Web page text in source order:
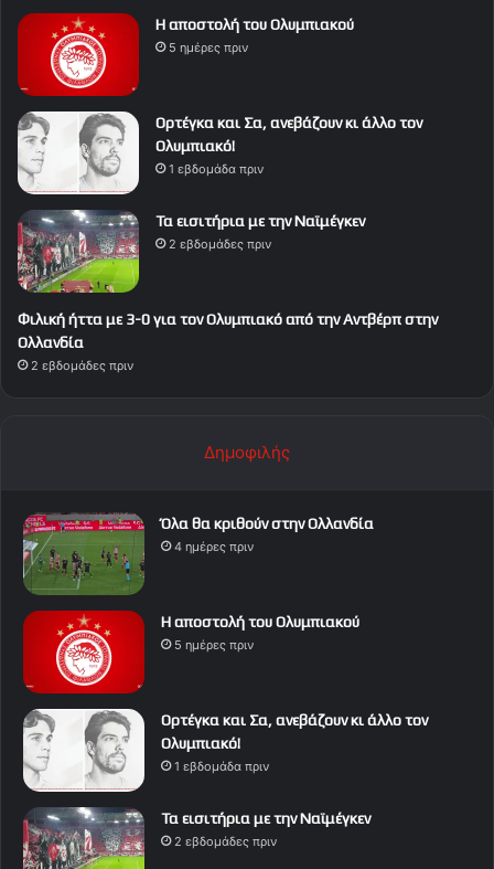
Η αποστολή του Ολυμπιακού
5 ημέρες πριν
Ορτέγκα και Σα, ανεβάζουν κι άλλο τον
Ολυμπιακό!
1 εβδομάδα πριν
Τα εισιτήρια με την Ναϊμέγκεν
2 εβδομάδες πριν
Φιλική ήττα με 3-0 για τον Ολυμπιακό από την Αντβέρπ στην
Ολλανδία
2 εβδομάδες πριν
Δημοφιλής
Όλα θα κριθούν στην Ολλανδία
4 ημέρες πριν
Η αποστολή του Ολυμπιακού
5 ημέρες πριν
Ορτέγκα και Σα, ανεβάζουν κι άλλο τον
Ολυμπιακό!
1 εβδομάδα πριν
Τα εισιτήρια με την Ναϊμέγκεν
2 εβδομάδες πριν